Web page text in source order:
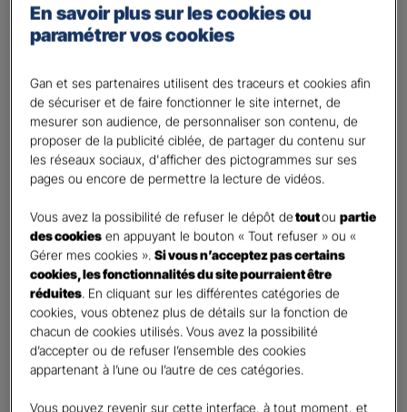
Percevoir un complément de revenu
Optimiser ma fiscalité
Plusieurs choix possibles
Vos informations :
Etes-vous déjà client Gan assurances ?*
Oui
Non
Civilité*
Madame
Monsieur
Contact*
En savoir plus sur les cookies ou
paramétrer vos cookies
Gan et ses partenaires utilisent des traceurs et cookies afin
de sécuriser et de faire fonctionner le site internet, de
mesurer son audience, de personnaliser son contenu, de
proposer de la publicité ciblée, de partager du contenu sur
les réseaux sociaux, d'afficher des pictogrammes sur ses
pages ou encore de permettre la lecture de vidéos.
Vous avez la possibilité de refuser le dépôt detoutoupartie
des cookies en appuyant le bouton « Tout refuser » ou «
Gérer mes cookies ».Si vous n’acceptez pas certains
cookies, les fonctionnalités du site pourraient être
réduites . En cliquant sur les différentes catégories de
cookies, vous obtenez plus de détails sur la fonction de
chacun de cookies utilisés. Vous avez la possibilité
d’accepter ou de refuser l’ensemble des cookies
appartenant à l’une ou l’autre de ces catégories.
Vous pouvez revenir sur cette interface, à tout moment, et